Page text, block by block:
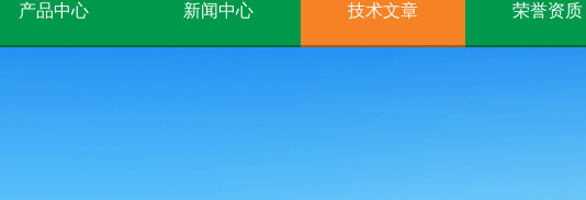
产品中心 新闻中心 技术文章 荣誉资质